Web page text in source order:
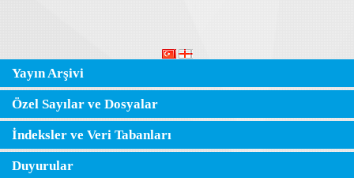
Yayın Arşivi
Özel Sayılar ve Dosyalar
İndeksler ve Veri Tabanları
Duyurular